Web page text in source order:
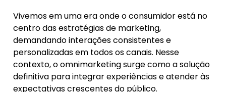
Vivemos em uma era onde o consumidor está no
centro das estratégias de marketing,
demandando interações consistentes e
personalizadas em todos os canais. Nesse
contexto, o omnimarketing surge como a solução
definitiva para integrar experiências e atender às
expectativas crescentes do público.